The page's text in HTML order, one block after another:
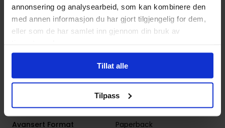
annonsering og analysearbeid, som kan kombinere den
med annen informasjon du har gjort tilgjengelig for dem,
eller som de har samlet inn gjennom din bruk av
Tillat alle
Tilpass
Antall Sider
112
Utgiver
Marvel Comics
(dd.mm.yyyy)
Voksen
Forsidekunstner
Rod Reis
Avansert Format
Paperback